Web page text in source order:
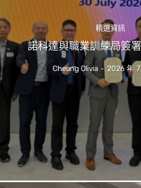
精選資訊
諾科達與職業訓練局簽
Cheung Olivia - 2026 年 7